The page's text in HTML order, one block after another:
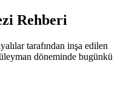
Rehberi
tarafından inşa edilen
döneminde bugünkü